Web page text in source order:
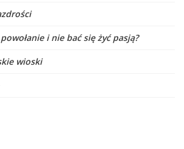
i nie bać się żyć pasją?
wioski